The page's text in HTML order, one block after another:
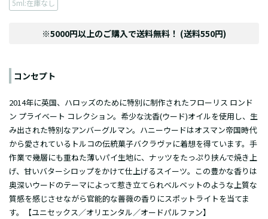
5ml:在庫なし
※5000円以上のご購入で送料無料！ (送料550円)
コンセプト
2014年に英国、ハロッズのために特別に制作されたフローリス ロンド
ン プライベート コレクション。希少な沈香(ウード)オイルを使用し、生
み出された特別なアンバーグルマン。ハニーウードはオスマン帝国時代
から愛されているトルコの伝統菓子バクラヴァに着想を得ています。手
作業で幾層にも重ねた薄いパイ生地に、ナッツをたっぷり挟んで焼き上
げ、甘いバターシロップをかけて仕上げるスイーツ。この豊かな香りは
奥深いウードのテーマによって惹き立てられベルベットのような上質な
質感を感じさせながら官能的な薔薇の香りにスポットライトを当てま
す。【ユニセックス／オリエンタル／オードパルファン】